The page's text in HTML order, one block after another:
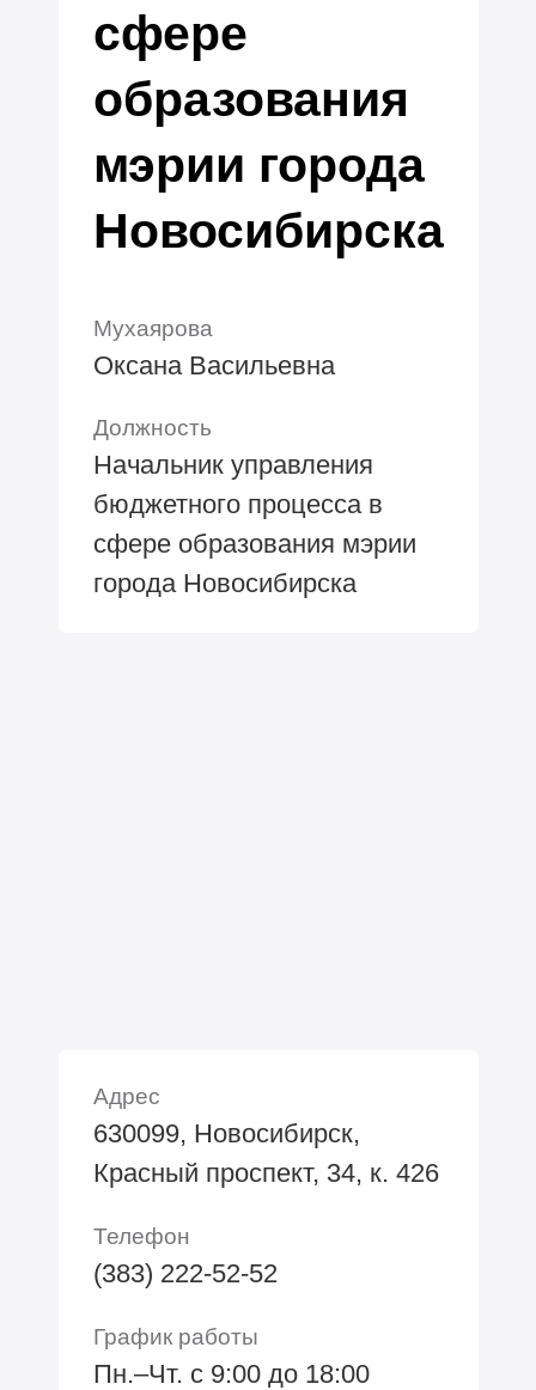
сфере
образования
мэрии города
Новосибирска
Мухаярова
Оксана Васильевна
Должность
Начальник управления
бюджетного процесса в
сфере образования мэрии
города Новосибирска
Адрес
630099, Новосибирск,
Красный проспект, 34, к. 426
Телефон
(383) 222-52-52
График работы
Пн.–Чт. с 9:00 до 18:00